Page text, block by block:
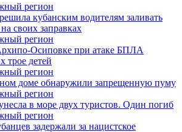
регион
кубанским водителям заливать
своих заправках
регион
Осиповке при атаке БПЛА
трое детей
регион
доме обнаружили запрещенную пуму
регион
в море двух туристов. Один погиб
регион
задержали за нацистское